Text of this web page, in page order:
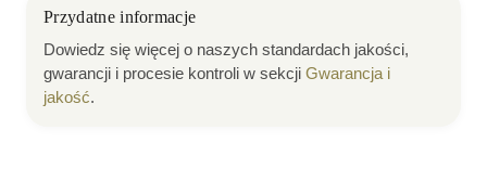
Przydatne informacje
Dowiedz się więcej o naszych standardach jakości,
gwarancji i procesie kontroli w sekcji Gwarancja i
jakość.